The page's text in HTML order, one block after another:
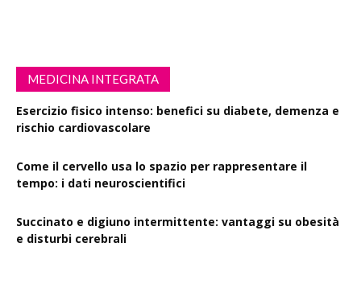
MEDICINA INTEGRATA
Esercizio fisico intenso: benefici su diabete, demenza e
rischio cardiovascolare
Come il cervello usa lo spazio per rappresentare il
tempo: i dati neuroscientifici
Succinato e digiuno intermittente: vantaggi su obesità
e disturbi cerebrali